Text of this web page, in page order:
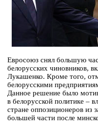
Евросоюз снял большую
белорусских чиновников,
Лукашенко. Кроме того,
белорусскими
Данное решение было
в белорусской политике –
стране оппозиционеров из
большей части после